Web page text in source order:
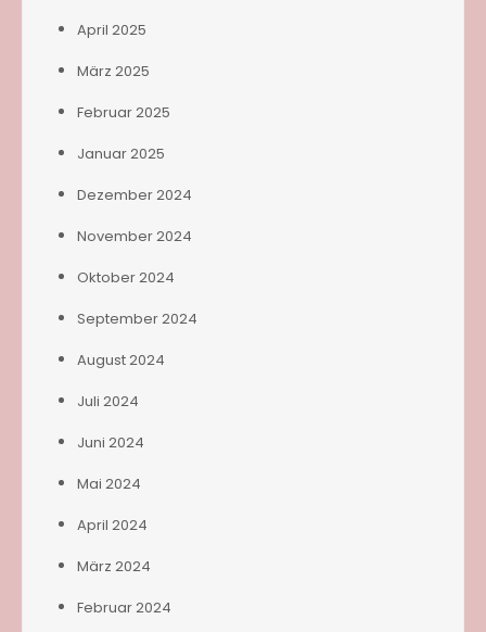
April 2025
März 2025
Februar 2025
Januar 2025
Dezember 2024
November 2024
Oktober 2024
September 2024
August 2024
Juli 2024
Juni 2024
Mai 2024
April 2024
März 2024
Februar 2024